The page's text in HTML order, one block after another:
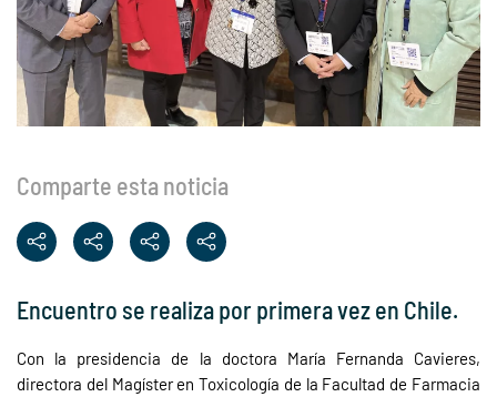
Comparte esta noticia
Encuentro se realiza por primera vez en Chile.
Con la presidencia de la doctora María Fernanda Cavieres,
directora del Magíster en Toxicología de la Facultad de Farmacia